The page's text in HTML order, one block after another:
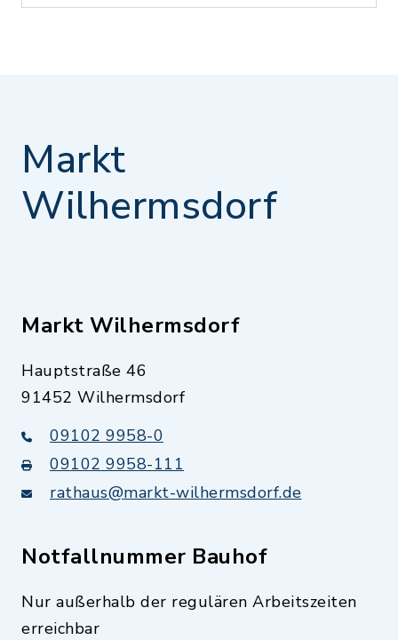
Markt
Wilhermsdorf
Markt Wilhermsdorf
Hauptstraße 46
91452 Wilhermsdorf
09102 9958-0
09102 9958-111
rathaus@markt-wilhermsdorf.de
Notfallnummer Bauhof
Nur außerhalb der regulären Arbeitszeiten
erreichbar